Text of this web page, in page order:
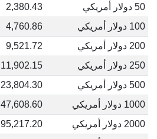
50 دولار أمريكي
2,380.43
100 دولار أمريكي
4,760.86
200 دولار أمريكي
9,521.72
250 دولار أمريكي
11,902.15
500 دولار أمريكي
23,804.30
1000 دولار أمريكي
47,608.60
2000 دولار أمريكي
95,217.20